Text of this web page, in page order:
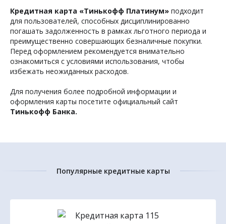
Кредитная карта «Тинькофф Платинум» подходит
для пользователей, способных дисциплинированно
погашать задолженность в рамках льготного периода и
преимущественно совершающих безналичные покупки.
Перед оформлением рекомендуется внимательно
ознакомиться с условиями использования, чтобы
избежать неожиданных расходов.
Для получения более подробной информации и
оформления карты посетите официальный сайт
Тинькофф Банка.
Популярные кредитные карты